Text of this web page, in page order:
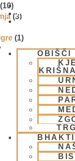
PIŠI NAM
BLOG
OBIŠČI
(10)
(3)
(1)
2008
(1)
in bhakti
božanska
(1)
(11)
ETIKA
(5)